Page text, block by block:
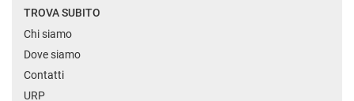
TROVA SUBITO
Chi siamo
Dove siamo
Contatti
URP